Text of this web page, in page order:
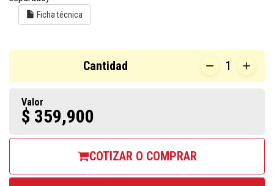
Ficha técnica
Cantidad 1
Valor
$ 359,900
COTIZAR O COMPRAR